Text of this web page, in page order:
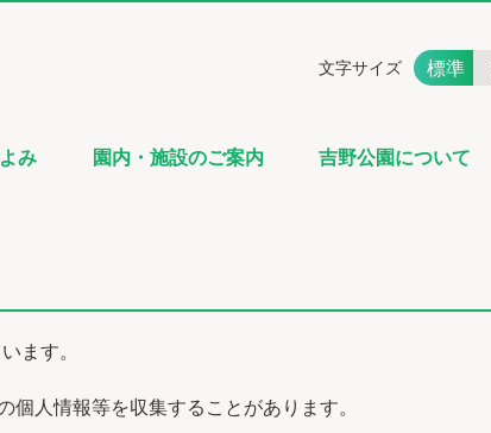
み 園内・施設のご案内 吉野公園について
文字サイズ 標準
ます。
人情報等を収集することがあります。